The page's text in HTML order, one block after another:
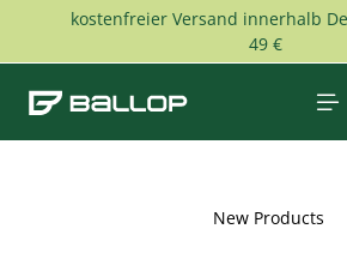
Skip to main content
kostenfreier Versand innerhalb
49 €
New Products